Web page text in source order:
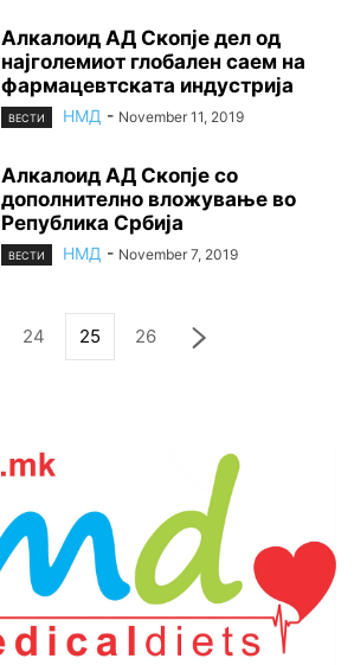
Алкалоид АД Скопје дел од
најголемиот глобален саем на
фармацевтската индустрија
ВЕСТИ НМД - November 11, 2019
Алкалоид АД Скопје со
дополнително вложување во
Република Србија
ВЕСТИ НМД - November 7, 2019
24 25 26